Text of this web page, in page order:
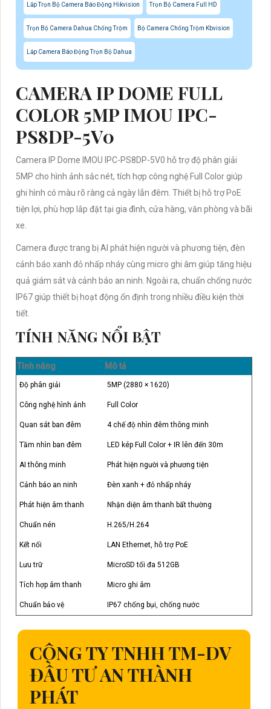
Lắp Trọn Bộ Camera Báo Động Hikvision Trọn Bộ Camera Full HD
Trọn Bộ Camera Dahua Chống Trộm Bộ Camera Chống Trộm Kbvision
Lắp Camera Báo Động Trọn Bộ Dahua
CAMERA IP DOME FULL
COLOR 5MP IMOU IPC-
PS8DP-5V0
Camera IP Dome IMOU IPC-PS8DP-5V0 hỗ trợ độ phân giải
5MP cho hình ảnh sắc nét, tích hợp công nghệ Full Color giúp
ghi hình có màu rõ ràng cả ngày lẫn đêm. Thiết bị hỗ trợ PoE
tiện lợi, phù hợp lắp đặt tại gia đình, cửa hàng, văn phòng và bãi
xe.
Camera được trang bị AI phát hiện người và phương tiện, đèn
cảnh báo xanh đỏ nhấp nháy cùng micro ghi âm giúp tăng hiệu
quả giám sát và cảnh báo an ninh. Ngoài ra, chuẩn chống nước
IP67 giúp thiết bị hoạt động ổn định trong nhiều điều kiện thời
tiết.
TÍNH NĂNG NỔI BẬT
Tính năng Mô tả
Độ phân giải 5MP (2880 × 1620)
Công nghệ hình ảnh Full Color
Quan sát ban đêm 4 chế độ nhìn đêm thông minh
Tầm nhìn ban đêm LED kép Full Color + IR lên đến 30m
AI thông minh Phát hiện người và phương tiện
Cảnh báo an ninh Đèn xanh + đỏ nhấp nháy
Phát hiện âm thanh Nhận diện âm thanh bất thường
Chuẩn nén H.265/H.264
Kết nối LAN Ethernet, hỗ trợ PoE
Lưu trữ MicroSD tối đa 512GB
Tích hợp âm thanh Micro ghi âm
Chuẩn bảo vệ IP67 chống bụi, chống nước
CÔNG TY TNHH TM-DV
ĐẦU TƯ AN THÀNH
PHÁT